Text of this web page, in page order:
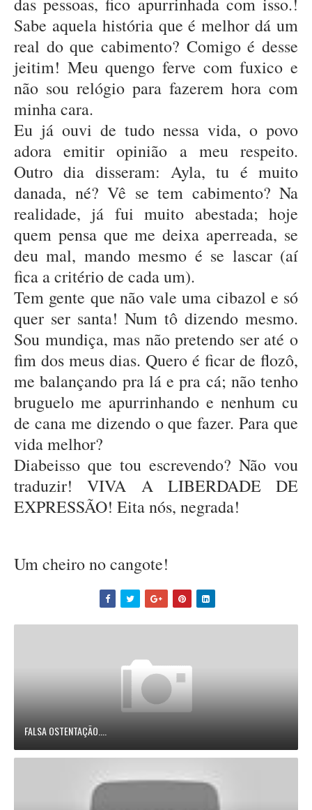
Sabe aquela história que é melhor dá um
real do que cabimento? Comigo é desse
jeitim! Meu quengo ferve com fuxico e
não sou relógio para fazerem hora com
minha cara.
Eu já ouvi de tudo nessa vida, o povo
adora emitir opinião a meu respeito.
Outro dia disseram: Ayla, tu é muito
danada, né? Vê se tem cabimento? Na
realidade, já fui muito abestada; hoje
quem pensa que me deixa aperreada, se
deu mal, mando mesmo é se lascar (aí
fica a critério de cada um).
Tem gente que não vale uma cibazol e só
quer ser santa! Num tô dizendo mesmo.
Sou mundiça, mas não pretendo ser até o
fim dos meus dias. Quero é ficar de flozô,
me balançando pra lá e pra cá; não tenho
bruguelo me apurrinhando e nenhum cu
de cana me dizendo o que fazer. Para que
vida melhor?
Diabeisso que tou escrevendo? Não vou
traduzir! VIVA A LIBERDADE DE
EXPRESSÃO! Eita nós, negrada!
Um cheiro no cangote!
FALSA OSTENTAÇÃO....